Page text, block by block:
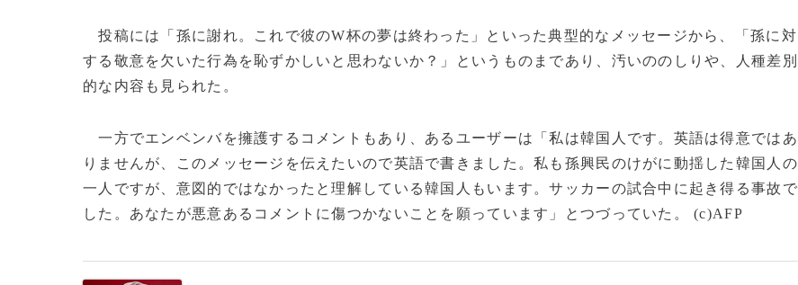
投稿には「孫に謝れ。これで彼のW杯の夢は終わった」といった典型的なメッセージから、「孫に対
する敬意を欠いた行為を恥ずかしいと思わないか？」というものまであり、汚いののしりや、人種差別
的な内容も見られた。
一方でエンベンバを擁護するコメントもあり、あるユーザーは「私は韓国人です。英語は得意ではあ
りませんが、このメッセージを伝えたいので英語で書きました。私も孫興民のけがに動揺した韓国人の
一人ですが、意図的ではなかったと理解している韓国人もいます。サッカーの試合中に起き得る事故で
した。あなたが悪意あるコメントに傷つかないことを願っています」とつづっていた。 (c)AFP